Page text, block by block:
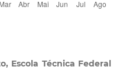
Escola Técnica Federal